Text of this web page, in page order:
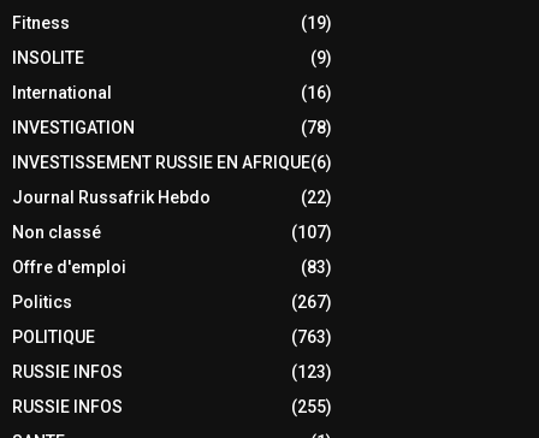
Fitness
(19)
INSOLITE
(9)
International
(16)
INVESTIGATION
(78)
INVESTISSEMENT RUSSIE EN AFRIQUE(6)
Journal Russafrik Hebdo
(22)
Non classé
(107)
Offre d'emploi
(83)
Politics
(267)
POLITIQUE
(763)
RUSSIE INFOS
(123)
RUSSIE INFOS
(255)